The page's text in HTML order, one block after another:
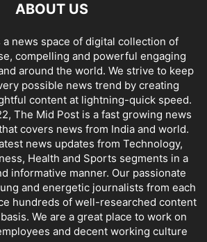
ABOUT US
a news space of digital collection of
compelling and powerful engaging
around the world. We strive to keep
possible news trend by creating
content at lightning-quick speed.
The Mid Post is a fast growing news
covers news from India and world.
news updates from Technology,
Health and Sports segments in a
informative manner. Our passionate
and energetic journalists from each
hundreds of well-researched content
We are a great place to work on
and decent working culture